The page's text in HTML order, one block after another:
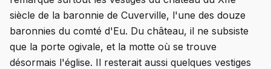
siècle de la baronnie de Cuverville, l'une des douze
baronnies du comté d'Eu. Du château, il ne subsiste
que la porte ogivale, et la motte où se trouve
désormais l'église. Il resterait aussi quelques vestiges